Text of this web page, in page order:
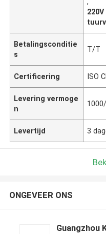
Betalingsconditie
s
T/T
Certificering ISO
Levering vermoge
n
Levertijd 3
ONGEVEER ONS
Guangzhou